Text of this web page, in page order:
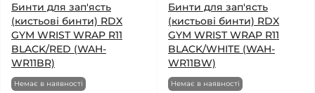
Бинти для зап'ясть
(кистьові бинти) RDX
GYM WRIST WRAP R11
BLACK/RED (WAH-
WR11BR)
Немає в наявності
Бинти для зап'ясть
(кистьові бинти) RDX
GYM WRIST WRAP R11
BLACK/WHITE (WAH-
WR11BW)
Немає в наявності